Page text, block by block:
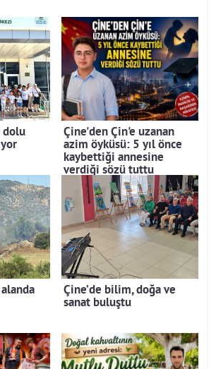
dolu
Çine'den Çin'e uzanan
azim öyküsü: 5 yıl önce
kaybettiği annesine
verdiği sözü tuttu
Çine’de bilim, doğa ve
sanat buluştu